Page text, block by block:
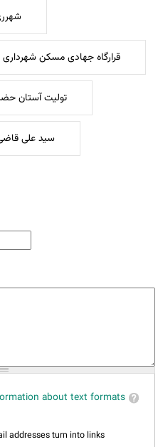
قرارگاه جهادی مسکن شهرداری
تولیت آستان
سید علی
about text formats
addresses turn into links